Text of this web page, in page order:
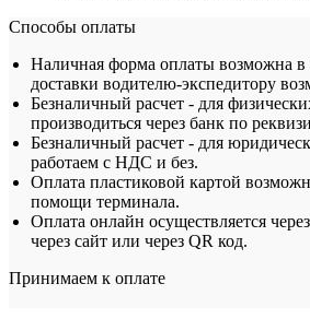
Способы оплаты
Наличная форма оплаты возможна в
доставки водителю-экспедитору
Безналичный расчет - для
производиться через банк по
Безналичный расчет - для
работаем с НДС и без.
Оплата пластиковой картой
помощи терминала.
Оплата онлайн осуществляется
через сайт или через QR код.
Принимаем к оплате